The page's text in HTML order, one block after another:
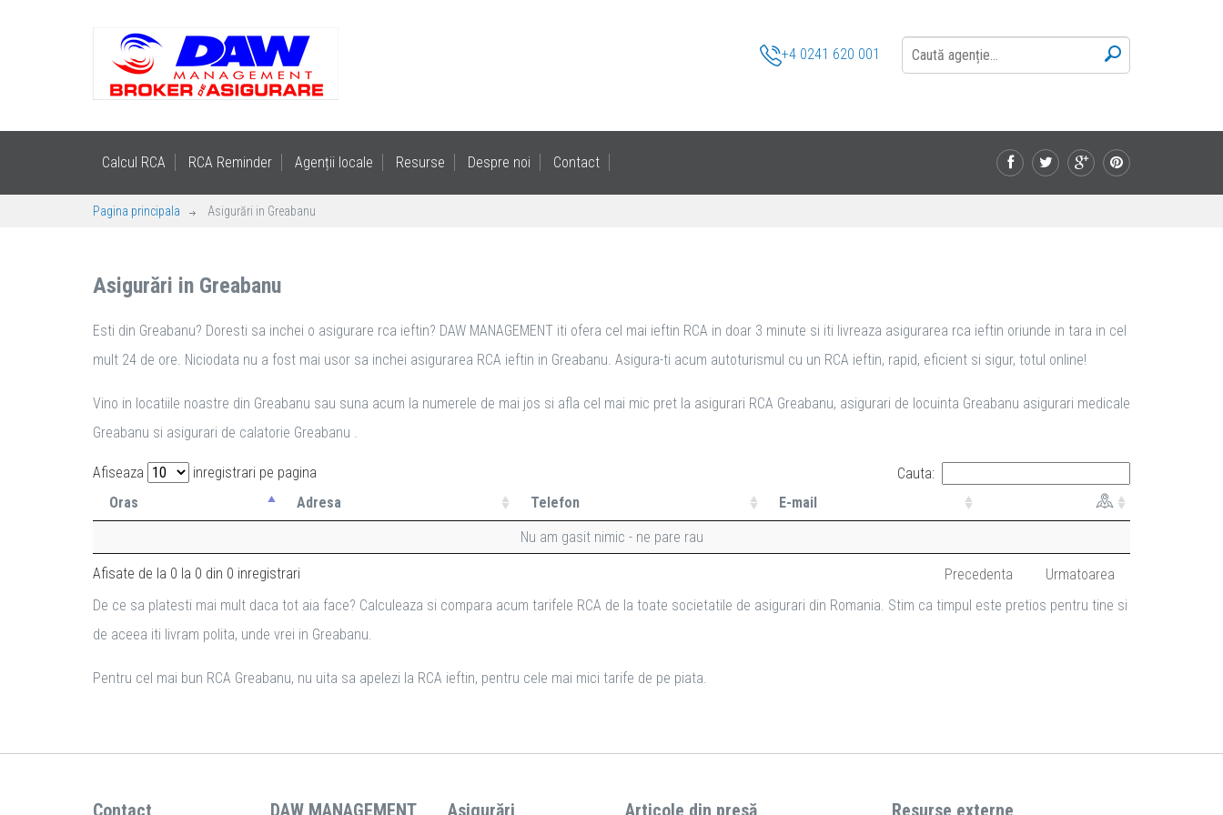
+4 0241 620 001
Calcul RCA RCA Reminder Agenții locale Resurse Despre noi Contact
Pagina principala Asigurări in Greabanu
Asigurări in Greabanu
Esti din Greabanu? Doresti sa inchei o asigurare rca ieftin? DAW MANAGEMENT iti ofera cel mai ieftin RCA in doar 3 minute si iti livreaza asigurarea rca ieftin oriunde in tara in cel
mult 24 de ore. Niciodata nu a fost mai usor sa inchei asigurarea RCA ieftin in Greabanu. Asigura-ti acum autoturismul cu un RCA ieftin, rapid, eficient si sigur, totul online!
Vino in locatiile noastre din Greabanu sau suna acum la numerele de mai jos si afla cel mai mic pret la asigurari RCA Greabanu, asigurari de locuinta Greabanu asigurari medicale
Greabanu si asigurari de calatorie Greabanu .
Afiseaza inregistrari pe pagina
Cauta:
Oras
Adresa Telefon
E-mail
Nu am gasit nimic - ne pare rau
Afisate de la 0 la 0 din 0 inregistrari Precedenta
Urmatoarea
De ce sa platesti mai mult daca tot aia face? Calculeaza si compara acum tarifele RCA de la toate societatile de asigurari din Romania. Stim ca timpul este pretios pentru tine si
de aceea iti livram polita, unde vrei in Greabanu.
Pentru cel mai bun RCA Greabanu, nu uita sa apelezi la RCA ieftin, pentru cele mai mici tarife de pe piata.
Contact DAW MANAGEMENT Asigurări Articole din presă Resurse externe